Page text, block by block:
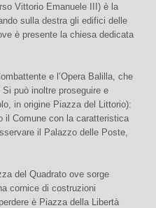
Vittorio Emanuele III) è la
sulla destra gli edifici delle
è presente la chiesa dedicata
e l’Opera Balilla, che
può inoltre proseguire e
in origine Piazza del Littorio):
il Comune con la caratteristica
il Palazzo delle Poste,
del Quadrato ove sorge
cornice di costruzioni
è Piazza della Libertà